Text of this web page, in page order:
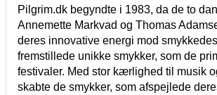
Pilgrim.dk begyndte i 1983, da de to
Annemette Markvad og Thomas
deres innovative energi mod
fremstillede unikke smykker, som de
festivaler. Med stor kærlighed til musik
skabte de smykker, som afspejlede